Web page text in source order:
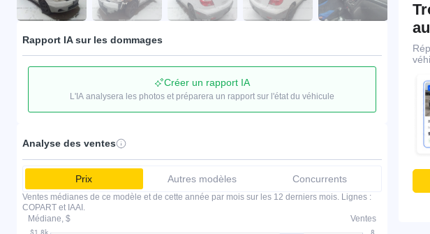
Rapport IA sur les dommages
Créer un rapport IA
L'IA analysera les photos et préparera un rapport sur l'état du véhicule
Analyse des ventes
Prix Autres modèles Concurrents
Ventes médianes de ce modèle et de cette année par mois sur les 12 derniers mois. Lignes :
COPART et IAAI.
Médiane, $
Ventes